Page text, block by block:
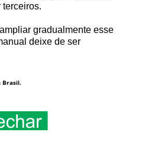
gradualmente esse
deixe de ser
Brasil.